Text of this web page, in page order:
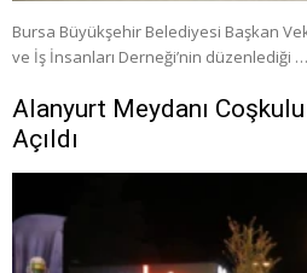
Bursa Büyükşehir Belediyesi Başkan
ve İş İnsanları Derneği’nin düzenlediği …
Alanyurt Meydanı
Açıldı